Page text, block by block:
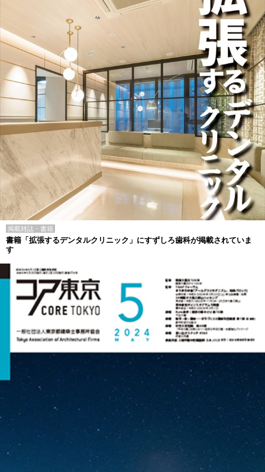
掲載雑誌・書籍
書籍「拡張するデンタルクリニック」にすずしろ歯科が掲載されていま
す